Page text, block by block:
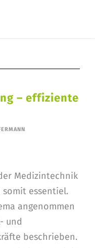
– effiziente
Medizintechnik
essentiel.
angenommen
und
beschrieben.